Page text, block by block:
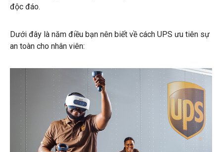
độc đáo.
Dưới đây là năm điều bạn nên biết về cách UPS ưu tiên sự
an toàn cho nhân viên: